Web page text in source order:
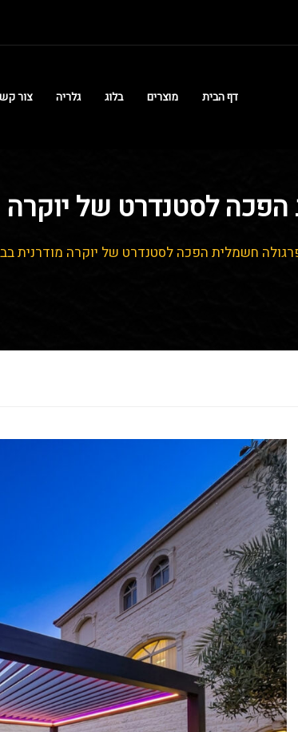
דף הבית מוצרים בלוג גלריה צור
לסטנדרט של יוקרה
חשמלית הפכה לסטנדרט של יוקרה מודרנית